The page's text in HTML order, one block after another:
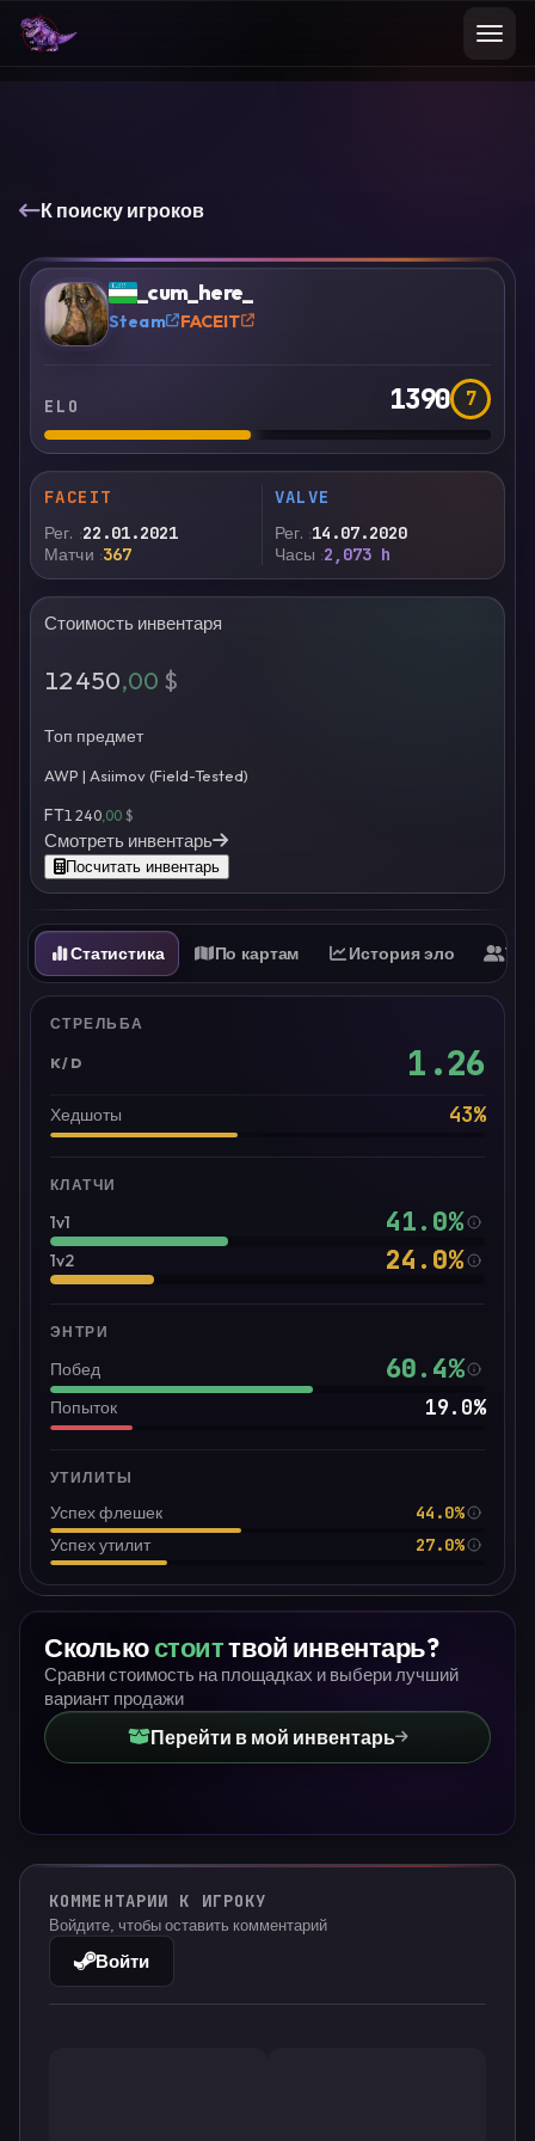
К поиску игроков
? _cum_here_
Steam FACEIT
ELO 1390 7
FACEIT
Рег. 22.01.2021
Матчи 367
VALVE
Рег. 14.07.2020
Часы 2,073 h
Стоимость инвентаря
12 450,00 $
Топ предмет
AWP | Asiimov (Field-Tested)
FT1 240 ,00 $
Смотреть инвентарь
Посчитать инвентарь
Статистика По картам История эло
СТРЕЛЬБА
K/D 1.26
Хедшоты 43%
КЛАТЧИ
1v1 41.0%
1v2 24.0%
ЭНТРИ
Побед 60.4%
Попыток 19.0%
УТИЛИТЫ
Успех флешек
44.0%
Успех утилит
27.0%
Сколькостоиттвой инвентарь?
Сравни стоимость на площадках и выбери лучший
вариант продажи
Перейти в мой инвентарь
КОММЕНТАРИИ К ИГРОКУ
Войдите, чтобы оставить комментарий
Войти